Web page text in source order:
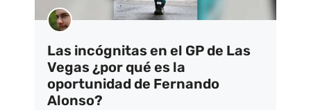
Las incógnitas en el GP de Las
Vegas ¿por qué es la
oportunidad de Fernando
Alonso?